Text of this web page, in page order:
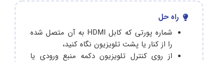
راه حل
شماره پورتی که کابل HDMI به آن متصل شده
را از کنار یا پشت تلویزیون نگاه کنید،
از روی کنترل تلویزیون دکمه منبع ورودی یا